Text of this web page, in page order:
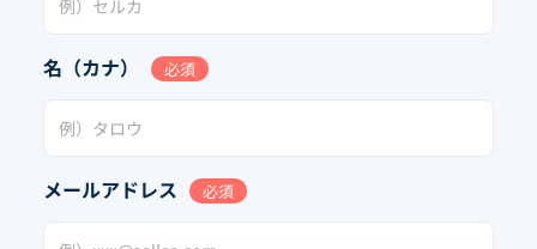
名（カナ） 必須
メールアドレス 必須